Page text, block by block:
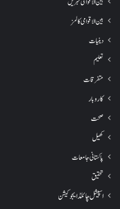
بین الاقوامی کالمز
دینیات
تعلیم
متفرقات
کاروبار
صحت
کھیل
پاکستانی جامعات
تحقیق
اسپیشل چائلڈ ایجوکیشن